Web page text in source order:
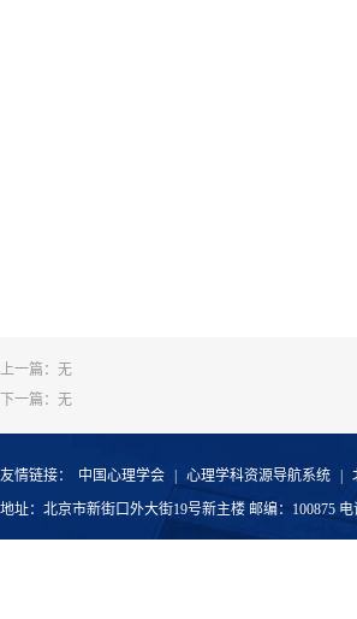
上一篇：无
下一篇：无
友情链接： 中国心理学会 心理学科资源导航系统
地址：北京市新街口外大街19号新主楼 邮编：100875 电